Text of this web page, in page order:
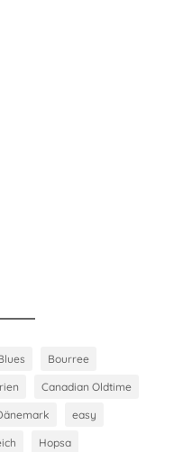
Bourree
Canadian Oldtime
easy
Hopsa